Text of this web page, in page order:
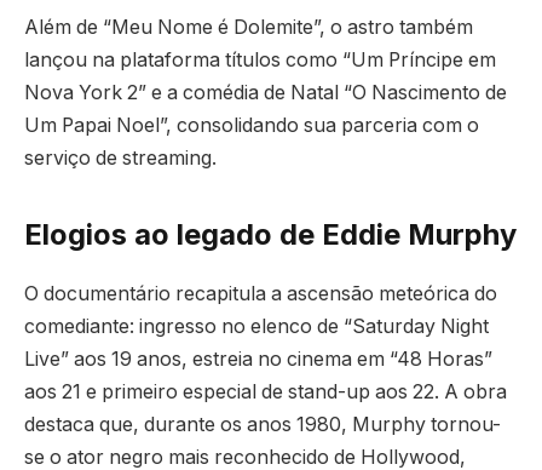
Além de “Meu Nome é Dolemite”, o astro também
lançou na plataforma títulos como “Um Príncipe em
Nova York 2” e a comédia de Natal “O Nascimento de
Um Papai Noel”, consolidando sua parceria com o
serviço de streaming.
Elogios ao legado de Eddie Murphy
O documentário recapitula a ascensão meteórica do
comediante: ingresso no elenco de “Saturday Night
Live” aos 19 anos, estreia no cinema em “48 Horas”
aos 21 e primeiro especial de stand-up aos 22. A obra
destaca que, durante os anos 1980, Murphy tornou-
se o ator negro mais reconhecido de Hollywood,